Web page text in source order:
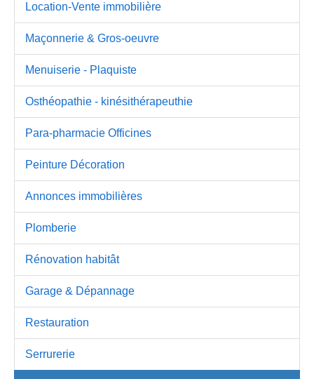
Location-Vente immobilière
Maçonnerie & Gros-oeuvre
Menuiserie - Plaquiste
Osthéopathie - kinésithérapeuthie
Para-pharmacie Officines
Peinture Décoration
Annonces immobilières
Plomberie
Rénovation habitât
Garage & Dépannage
Restauration
Serrurerie